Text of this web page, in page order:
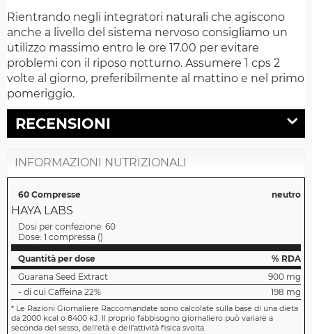
Rientrando negli integratori naturali che agiscono
anche a livello del sistema nervoso consigliamo un
utilizzo massimo entro le ore 17.00 per evitare
problemi con il riposo notturno. Assumere 1 cps 2
volte al giorno, preferibilmente al mattino e nel primo
pomeriggio.
RECENSIONI
INFORMAZIONI NUTRIZIONALI
60 Compresse neutro
HAYA LABS
Dosi per confezione: 60
Dose: 1 compressa ()
Quantità per dose
% RDA
Guarana Seed Extract
900 mg
- di cui Caffeina 22%
198 mg
* Le Razioni Giornaliere Raccomandate sono calcolate sulla base di una dieta
da 2000 kcal o 8400 kJ. Il proprio fabbisogno giornaliero può variare a
seconda del sesso, dell'età e dell'attività fisica svolta.